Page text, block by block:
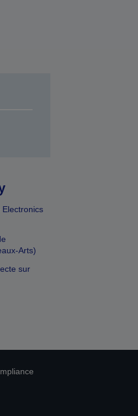
Electronics
Arts)
sur